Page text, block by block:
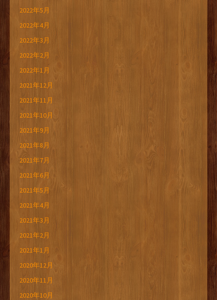
2022年5月
2022年4月
2022年3月
2022年2月
2022年1月
2021年12月
2021年11月
2021年10月
2021年9月
2021年8月
2021年7月
2021年6月
2021年5月
2021年4月
2021年3月
2021年2月
2021年1月
2020年12月
2020年11月
2020年10月